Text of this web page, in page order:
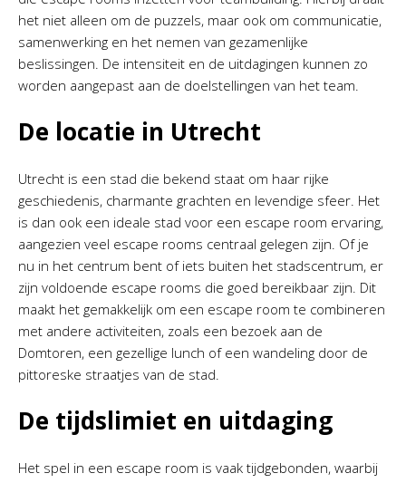
het niet alleen om de puzzels, maar ook om communicatie,
samenwerking en het nemen van gezamenlijke
beslissingen. De intensiteit en de uitdagingen kunnen zo
worden aangepast aan de doelstellingen van het team.
De locatie in Utrecht
Utrecht is een stad die bekend staat om haar rijke
geschiedenis, charmante grachten en levendige sfeer. Het
is dan ook een ideale stad voor een escape room ervaring,
aangezien veel escape rooms centraal gelegen zijn. Of je
nu in het centrum bent of iets buiten het stadscentrum, er
zijn voldoende escape rooms die goed bereikbaar zijn. Dit
maakt het gemakkelijk om een escape room te combineren
met andere activiteiten, zoals een bezoek aan de
Domtoren, een gezellige lunch of een wandeling door de
pittoreske straatjes van de stad.
De tijdslimiet en uitdaging
Het spel in een escape room is vaak tijdgebonden, waarbij